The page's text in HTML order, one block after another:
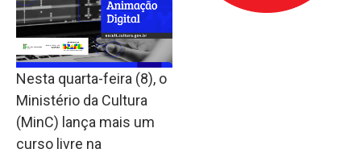
Nesta quarta-feira (8), o
Ministério da Cultura
(MinC) lança mais um
curso livre na